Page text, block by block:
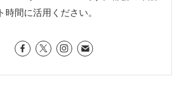
時間に活用ください。